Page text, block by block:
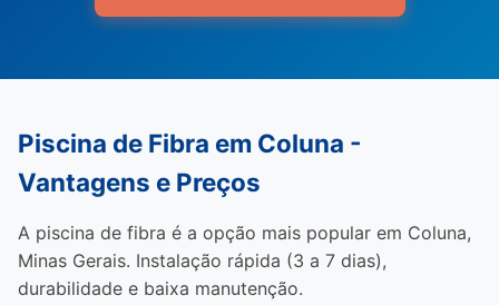
Piscina de Fibra em Coluna -
Vantagens e Preços
A piscina de fibra é a opção mais popular em Coluna,
Minas Gerais. Instalação rápida (3 a 7 dias),
durabilidade e baixa manutenção.